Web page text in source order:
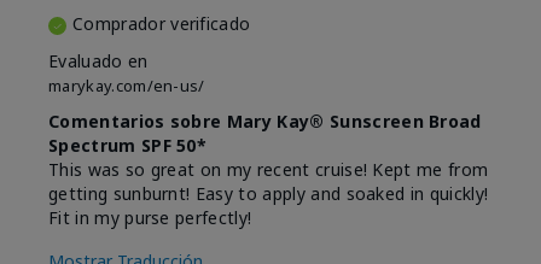
Comprador verificado
Evaluado en
marykay.com/en-us/
Comentarios sobre Mary Kay® Sunscreen Broad
Spectrum SPF 50*
This was so great on my recent cruise! Kept me from
getting sunburnt! Easy to apply and soaked in quickly!
Fit in my purse perfectly!